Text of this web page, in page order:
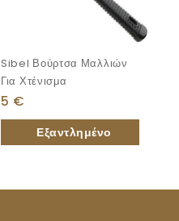
Sibel Βούρτσα Μαλλιών
Για Χτένισμα
5 €